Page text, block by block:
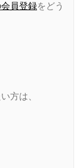
員登録をどう
方は、